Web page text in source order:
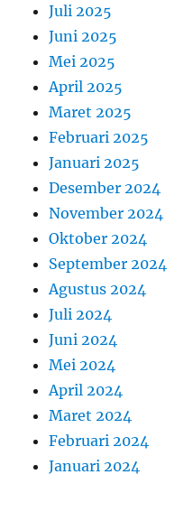
Juli 2025
Juni 2025
Mei 2025
April 2025
Maret 2025
Februari 2025
Januari 2025
Desember 2024
November 2024
Oktober 2024
September 2024
Agustus 2024
Juli 2024
Juni 2024
Mei 2024
April 2024
Maret 2024
Februari 2024
Januari 2024